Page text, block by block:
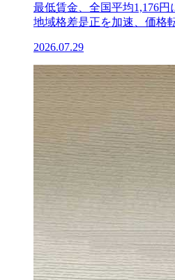
最低賃金、全国平均1,176円
地域格差是正を加速、価格
2026.07.29